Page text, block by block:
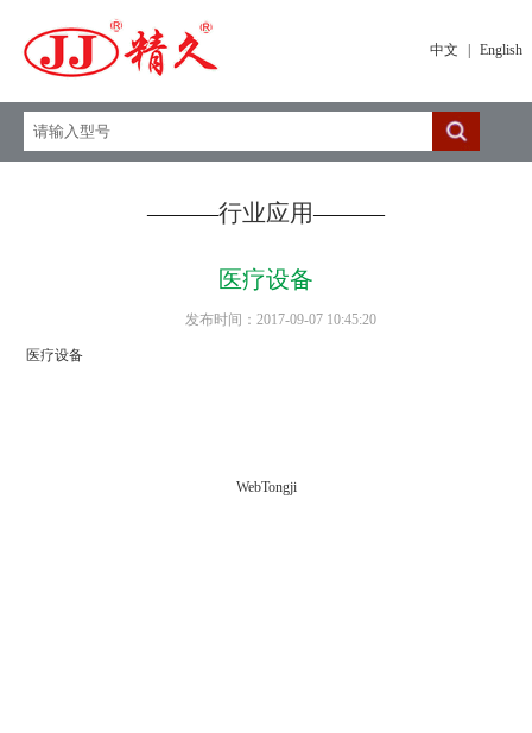
中文 English
———行业应用———
医疗设备
发布时间：2017-09-07 10:45:20
医疗设备
WebTongji